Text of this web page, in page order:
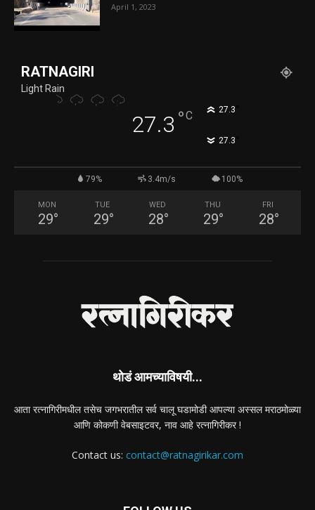
April 1, 2023
RATNAGIRI
Light Rain
27.3 °C 27.3
27.3
79% 3.4m/s 100%
MON
29°
TUE
29°
WED
28°
THU
29°
FRI
28°
थोडं आमच्याविषयी...
आता रत्नागिरीमधील तसेच जगभरातील सर्व चालू घडामोडी आपल्या अस्सल मराठमोळ्या
आणि कोकणी वेबसाइटवर, नाव आहे रत्नागिरीकर !
Contact us: contact@ratnagirikar.com